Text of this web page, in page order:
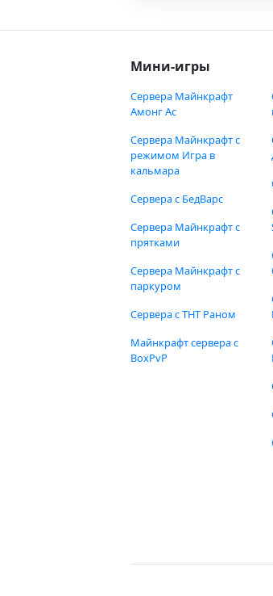
Мини-игры
Сервера Майнкрафт
Амонг Ас
Сервера Майнкрафт с
режимом Игра в
кальмара
Сервера с БедВарс
Сервера Майнкрафт с
прятками
Сервера Майнкрафт с
паркуром
Сервера с ТНТ Раном
Майнкрафт сервера с
BoxPvP